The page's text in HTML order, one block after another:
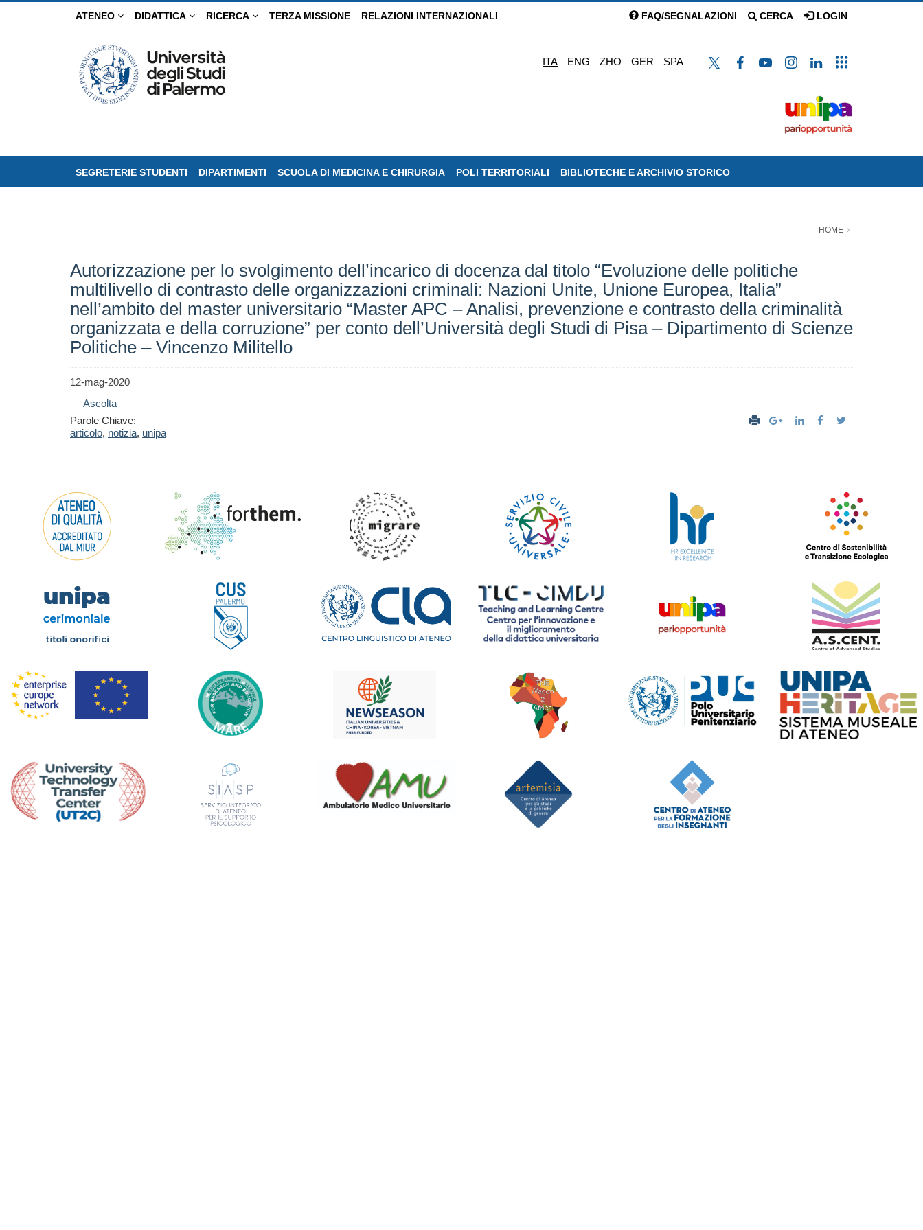
ATENEO DIDATTICA RICERCA TERZA MISSIONE RELAZIONI INTERNAZIONALI FAQ/SEGNALAZIONI CERCA LOGIN
ITA ENG ZHO GER SPA
SEGRETERIE STUDENTI DIPARTIMENTI SCUOLA DI MEDICINA E CHIRURGIA POLI TERRITORIALI BIBLIOTECHE E ARCHIVIO STORICO
HOME
Autorizzazione per lo svolgimento dell’incarico di docenza dal titolo “Evoluzione delle politiche
multilivello di contrasto delle organizzazioni criminali: Nazioni Unite, Unione Europea, Italia”
nell’ambito del master universitario “Master APC – Analisi, prevenzione e contrasto della criminalità
organizzata e della corruzione” per conto dell’Università degli Studi di Pisa – Dipartimento di Scienze
Politiche – Vincenzo Militello
12-mag-2020
Ascolta
Parole Chiave:
articolo, notizia, unipa